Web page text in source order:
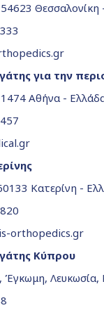
Θεσσαλονίκη
για την
Αθήνα -
Κατερίνη -
orthopedics.gr
Κύπρου
Έγκωμη, Λευκωσία,